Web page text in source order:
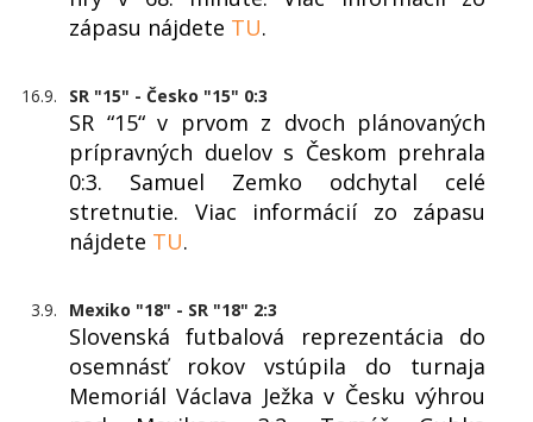
zápasu nájdete TU.
16.9. SR "15" - Česko "15" 0:3
SR “15“ v prvom z dvoch plánovaných
prípravných duelov s Českom prehrala
0:3. Samuel Zemko odchytal celé
stretnutie. Viac informácií zo zápasu
nájdete TU.
3.9. Mexiko "18" - SR "18" 2:3
Slovenská futbalová reprezentácia do
osemnásť rokov vstúpila do turnaja
Memoriál Václava Ježka v Česku výhrou